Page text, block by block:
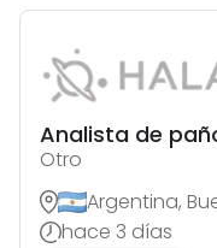
Analista de
Otro
Argentina,
hace 3 días